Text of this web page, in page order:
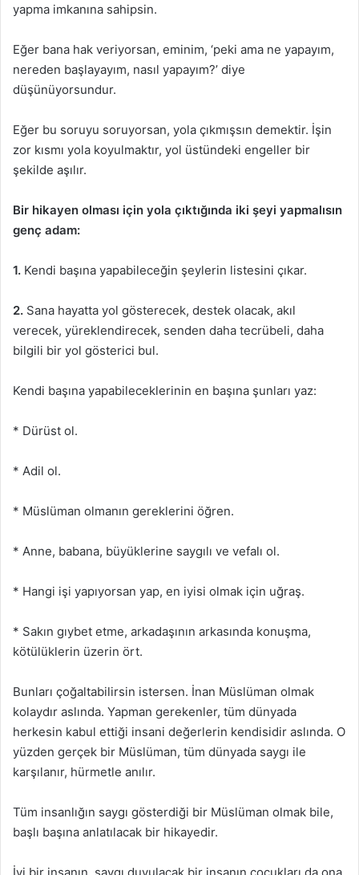
yapma imkanına sahipsin.
Eğer bana hak veriyorsan, eminim, ‘peki ama ne yapayım,
nereden başlayayım, nasıl yapayım?’ diye
düşünüyorsundur.
Eğer bu soruyu soruyorsan, yola çıkmışsın demektir. İşin
zor kısmı yola koyulmaktır, yol üstündeki engeller bir
şekilde aşılır.
Bir hikayen olması için yola çıktığında iki şeyi yapmalısın
genç adam:
1. Kendi başına yapabileceğin şeylerin listesini çıkar.
2. Sana hayatta yol gösterecek, destek olacak, akıl
verecek, yüreklendirecek, senden daha tecrübeli, daha
bilgili bir yol gösterici bul.
Kendi başına yapabileceklerinin en başına şunları yaz:
* Dürüst ol.
* Adil ol.
* Müslüman olmanın gereklerini öğren.
* Anne, babana, büyüklerine saygılı ve vefalı ol.
* Hangi işi yapıyorsan yap, en iyisi olmak için uğraş.
* Sakın gıybet etme, arkadaşının arkasında konuşma,
kötülüklerin üzerin ört.
Bunları çoğaltabilirsin istersen. İnan Müslüman olmak
kolaydır aslında. Yapman gerekenler, tüm dünyada
herkesin kabul ettiği insani değerlerin kendisidir aslında. O
yüzden gerçek bir Müslüman, tüm dünyada saygı ile
karşılanır, hürmetle anılır.
Tüm insanlığın saygı gösterdiği bir Müslüman olmak bile,
başlı başına anlatılacak bir hikayedir.
İyi bir insanın, saygı duyulacak bir insanın çocukları da ona